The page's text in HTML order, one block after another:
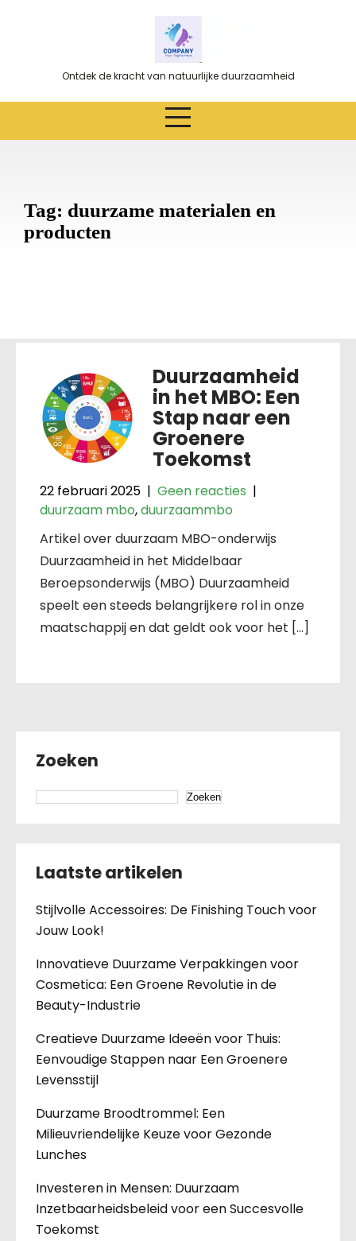
Ontdek de kracht van natuurlijke duurzaamheid
Tag: duurzame materialen en
producten
Duurzaamheid
in het MBO: Een
Stap naar een
Groenere
Toekomst
22 februari 2025 | Geen reacties |
duurzaam mbo,duurzaammbo
Artikel over duurzaam MBO-onderwijs
Duurzaamheid in het Middelbaar
Beroepsonderwijs (MBO) Duurzaamheid
speelt een steeds belangrijkere rol in onze
maatschappij en dat geldt ook voor het […]
Zoeken
Zoeken
Laatste artikelen
Stijlvolle Accessoires: De Finishing Touch voor
Jouw Look!
Innovatieve Duurzame Verpakkingen voor
Cosmetica: Een Groene Revolutie in de
Beauty-Industrie
Creatieve Duurzame Ideeën voor Thuis:
Eenvoudige Stappen naar Een Groenere
Levensstijl
Duurzame Broodtrommel: Een
Milieuvriendelijke Keuze voor Gezonde
Lunches
Investeren in Mensen: Duurzaam
Inzetbaarheidsbeleid voor een Succesvolle
Toekomst